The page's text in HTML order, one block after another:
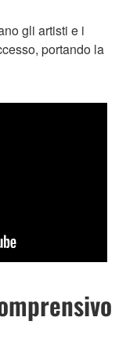
gli artisti e i
portando la